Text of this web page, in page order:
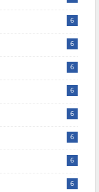
6
6
6
6
6
6
6
6